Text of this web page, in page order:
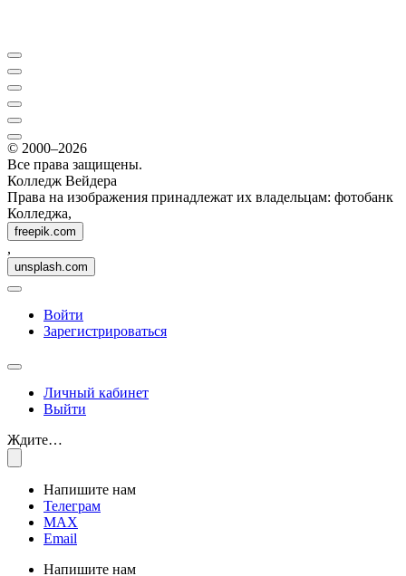
© 2000–2026
Все права защищены.
Колледж Вейдера
Права на изображения принадлежат их владельцам: фотобанк
Колледжа,
freepik.com
,
unsplash.com
Войти
Зарегистрироваться
Личный кабинет
Выйти
Ждите…
Напишите нам
Телеграм
MAX
Email
Напишите нам